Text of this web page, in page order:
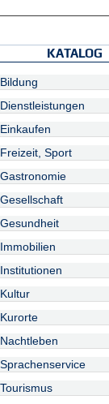
KATALOG
Bildung
Dienstleistungen
Einkaufen
Freizeit, Sport
Gastronomie
Gesellschaft
Gesundheit
Immobilien
Institutionen
Kultur
Kurorte
Nachtleben
Sprachenservice
Tourismus